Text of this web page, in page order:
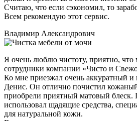
Считаю, что если сэкономил, то
Всем рекомендую этот сервис.
Владимир Александрович
Я очень люблю чистоту, приятно, что
сотрудники компании «Чисто и
Ко мне приезжал очень аккуратный и
Денис. Он отлично почистил
приобрели приятный матовый блеск.
использовал щадящие средства,
для натуральной кожи.